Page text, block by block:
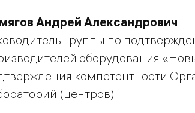
Андрей Александрович
Группы по
оборудования
компетентности
(центров)